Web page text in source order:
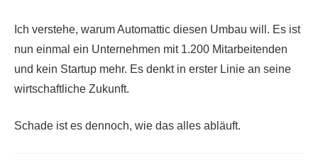
Ich verstehe, warum Automattic diesen Umbau will. Es ist
nun einmal ein Unternehmen mit 1.200 Mitarbeitenden
und kein Startup mehr. Es denkt in erster Linie an seine
wirtschaftliche Zukunft.
Schade ist es dennoch, wie das alles abläuft.